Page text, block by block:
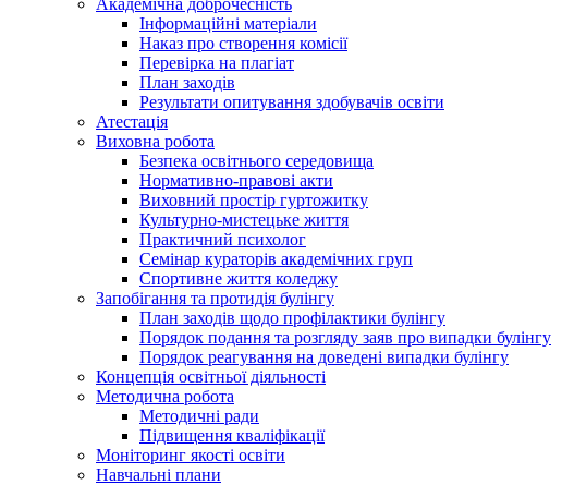
Академічна доброчесність
Інформаційні матеріали
Наказ про створення комісії
Перевірка на плагіат
План заходів
Результати опитування здобувачів освіти
Атестація
Виховна робота
Безпека освітнього середовища
Нормативно-правові акти
Виховний простір гуртожитку
Культурно-мистецьке життя
Практичний психолог
Семінар кураторів академічних груп
Спортивне життя коледжу
Запобігання та протидія булінгу
План заходів щодо профілактики булінгу
Порядок подання та розгляду заяв про випадки булінгу
Порядок реагування на доведені випадки булінгу
Концепція освітньої діяльності
Методична робота
Методичні ради
Підвищення кваліфікації
Моніторинг якості освіти
Навчальні плани